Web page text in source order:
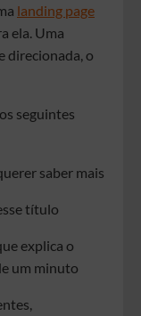
landing page
ela. Uma
direcionada, o
seguintes
saber mais
título
explica o
um minuto